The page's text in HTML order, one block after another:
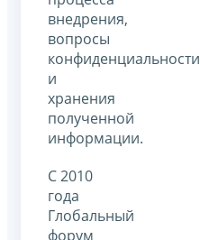
внедрения,
вопросы
конфиденциальности
и
хранения
полученной
информации.
С 2010
года
Глобальный
форум